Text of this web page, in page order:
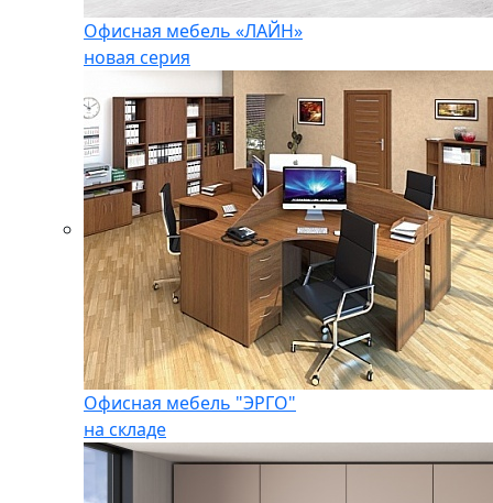
Офисная мебель «ЛАЙН»
новая серия
Офисная мебель "ЭРГО"
на складе